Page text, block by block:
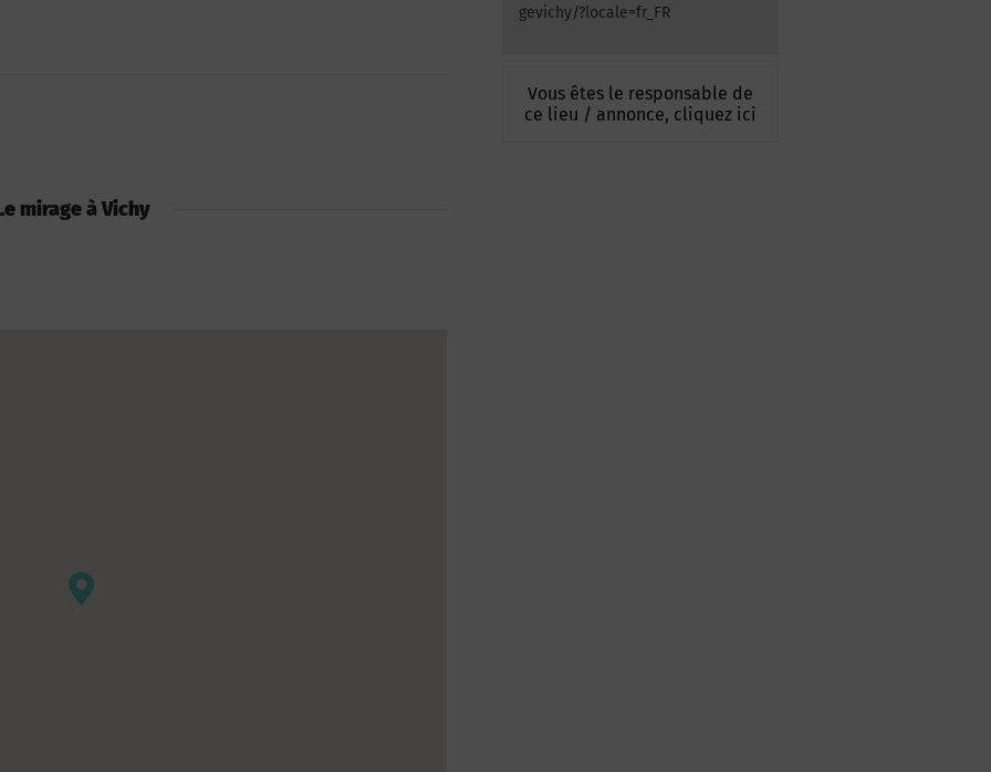
gevichy/?locale=fr_FR
Vous êtes le responsable de
ce lieu / annonce, cliquez ici
mirage à Vichy